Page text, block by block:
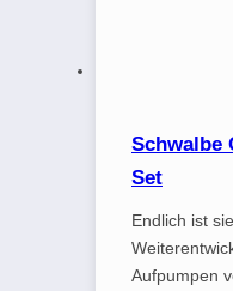
Schwalbe
Set
Endlich ist
Aufpumpen